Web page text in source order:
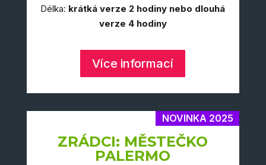
Délka: krátká verze 2 hodiny nebo dlouhá
verze 4 hodiny
Více informací
NOVINKA 2025
ZRÁDCI: MĚSTEČKO
PALERMO